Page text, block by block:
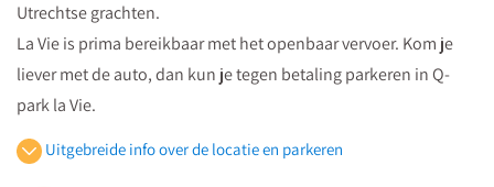
Utrechtse grachten.
La Vie is prima bereikbaar met het openbaar vervoer. Kom je
liever met de auto, dan kun je tegen betaling parkeren in Q-
park la Vie.
Uitgebreide info over de locatie en parkeren